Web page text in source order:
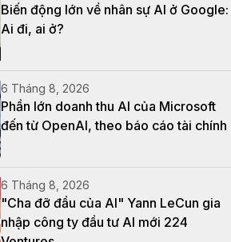
Biến động lớn về nhân sự AI ở Google:
Ai đi, ai ở?
6 Tháng 8, 2026
Phần lớn doanh thu AI của Microsoft
đến từ OpenAI, theo báo cáo tài chính
6 Tháng 8, 2026
"Cha đỡ đầu của AI" Yann LeCun gia
nhập công ty đầu tư AI mới 224